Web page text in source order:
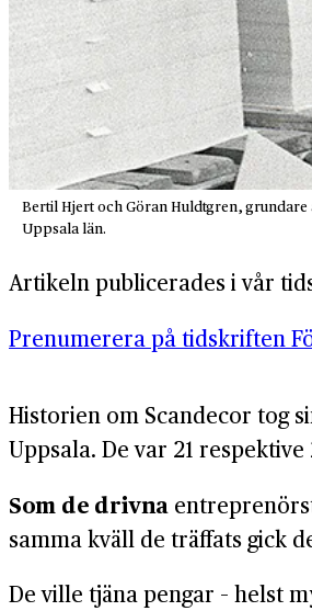
Bertil Hjert och Göran Huldtgren, grundare
Uppsala län.
Artikeln publicerades i vår
Prenumerera på tidskriften
Historien om Scandecor tog
Uppsala. De var 21
Som de drivna
samma kväll de träffats gick
De ville tjäna pengar – helst